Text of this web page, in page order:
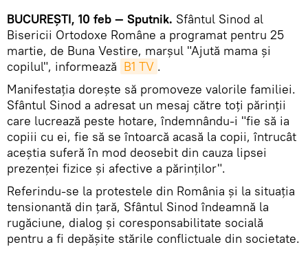
BUCUREŞTI, 10 feb — Sputnik. Sfântul Sinod al
Bisericii Ortodoxe Române a programat pentru 25
martie, de Buna Vestire, marşul "Ajută mama şi
copilul", informează B1 TV .
Manifestaţia dorește să promoveze valorile familiei.
Sfântul Sinod a adresat un mesaj către toți părinții
care lucrează peste hotare, îndemnându-i "fie să ia
copiii cu ei, fie să se întoarcă acasă la copii, întrucât
aceștia suferă în mod deosebit din cauza lipsei
prezenței fizice și afective a părinților".
Referindu-se la protestele din România şi la situaţia
tensionantă din ţară, Sfântul Sinod îndeamnă la
rugăciune, dialog și coresponsabilitate socială
pentru a fi depășite stările conflictuale din societate.